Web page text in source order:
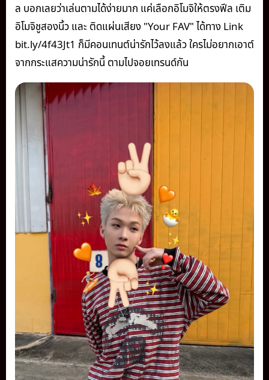
ล บอกเลยว่าเล่นตามได้ง่ายมาก แค่เลือกอิโมจิให้ตรงฟีล เติม
อิโมจิชูสองนิ้ว และ ติดแผ่นเสียง "Your FAV" ได้ทาง Link
bit.ly/4f43Jt1 ก็มีคอนเทนต์น่ารักไว้ลงแล้ว ใครไม่อยากเอาต์
จากกระแสความน่ารักนี้ ตามไปจอยเทรนด์กัน